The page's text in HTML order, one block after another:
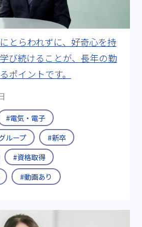
とらわれずに、好奇心を持
び続けることが、長年の勤
ポイントです。
#電気・電子
ループ
#新卒
#資格取得
#動画あり